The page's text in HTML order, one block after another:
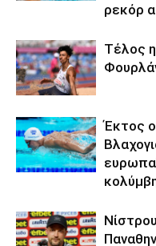
ρεκόρ
Τέλος
Έκτος